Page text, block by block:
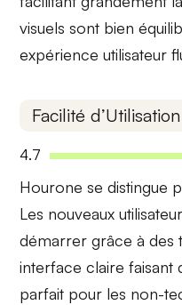
visuels sont bien
expérience utilisateur
Facilité d’Utilisation
4.7
Hourone se distingue
Les nouveaux
démarrer grâce à des
interface claire faisant
parfait pour les non-